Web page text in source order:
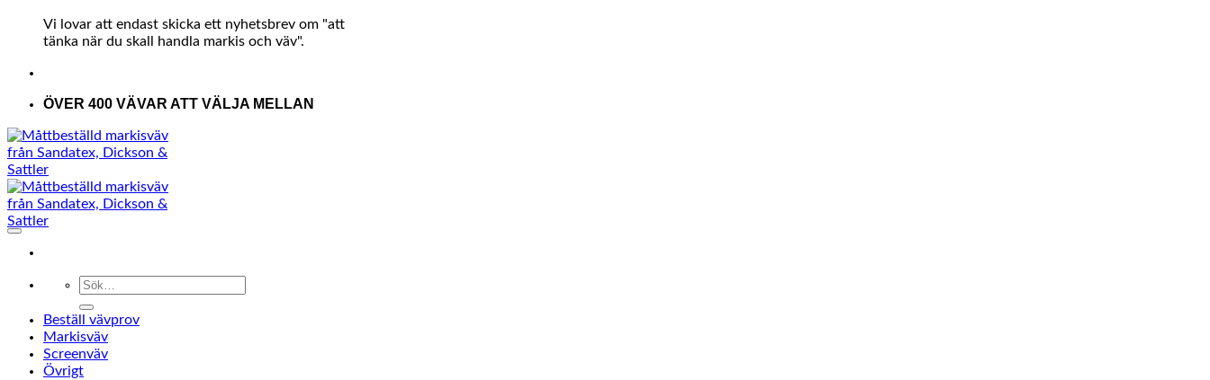
Vi lovar att endast skicka ett nyhetsbrev om "att
tänka när du skall handla markis och väv".
ÖVER 400 VÄVAR ATT VÄLJA MELLAN
Sök
Beställ vävprov
Markisväv
Screenväv
Övrigt